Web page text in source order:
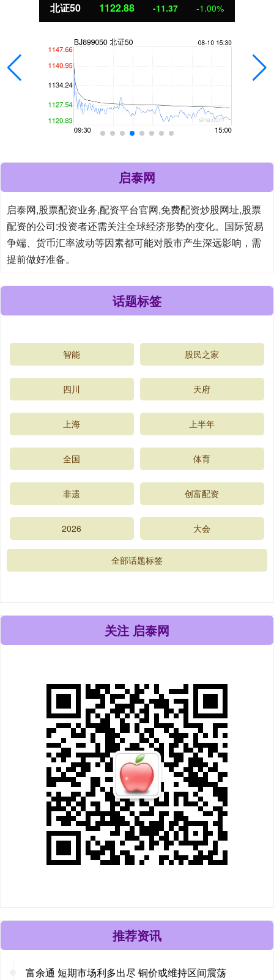
北证50 1122.88 -11.37 -1.00%
启泰网
启泰网,股票配资业务,配资平台官网,免费配资炒股网址,股票
配资的公司:投资者还需关注全球经济形势的变化。国际贸易
争端、货币汇率波动等因素都可能对股市产生深远影响，需
提前做好准备。
话题标签
智能 股民之家
四川 天府
上海 上半年
全国 体育
非遗 创富配资
2026 大会
全部话题标签
关注 启泰网
推荐资讯
富余通 短期市场利多出尽 铜价或维持区间震荡